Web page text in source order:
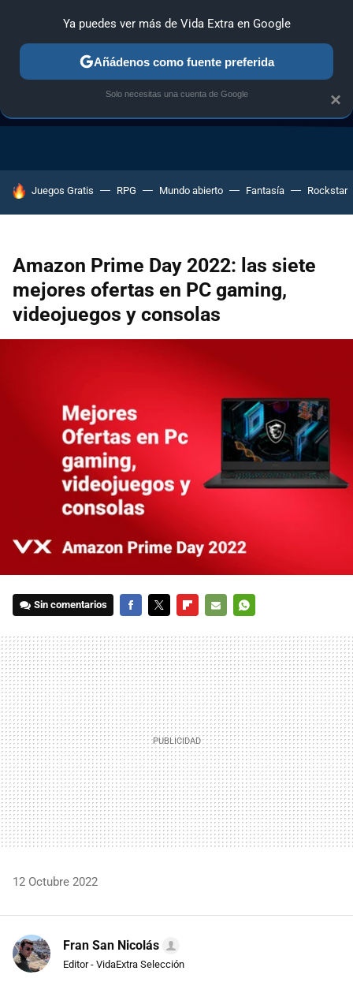
OFERTAS
HOY SE HABLA DE
Juegos Gratis RPG Mundo abierto Fantasía Rockstar
Amazon Prime Day 2022: las siete
mejores ofertas en PC gaming,
videojuegos y consolas
Sin comentarios
MAIL
12 Octubre 2022
Fran San Nicolás
Editor - VidaExtra Selección
×
Ya puedes ver más de Vida Extra en Google
Añádenos como fuente preferida
Solo necesitas una cuenta de Google